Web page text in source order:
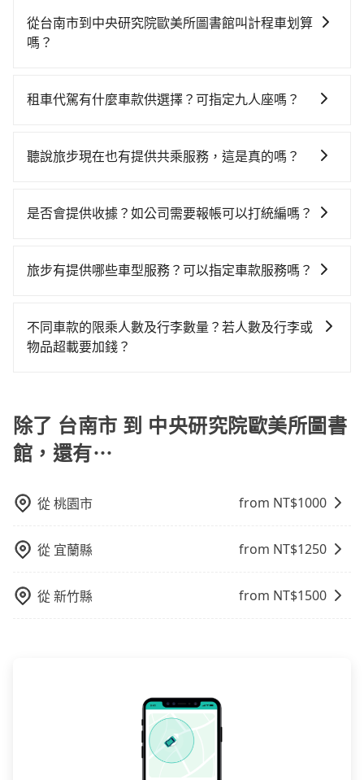
抵達高鐵站後，步行進站、現場購票並於月台排隊的時
間約15分鐘，再乘坐96~131分鐘（平均115分）的高鐵
步行一段路或者搭乘公車抵達最終的目的地。全程加上
程車僅有4,100多輛，計程車的密度為雙北的4.6%，換句
費，看乘客是外地人便漫天喊價或恣意繞路。但如果全
可以比坐車快，但卻要額外支出約80元的交通費，所以
車共乘服務，最多可再節省50%的交通費用。
時不需要閉目養神（因為要自己開車），最重要的是你
當天就要來回，那在台南路邊可隨租隨借的iRent應該是
市（東區）到中央研究院歐美所圖書館的花費預估為
時40元路邊停車費用預估進去，但額外的汽車保險與可
差的車款，如果人數超過四位，更是沒有較大的七人座
凹的車門仍未被修理，每一次租車都好像在開樂透一
車位，對於急著用車或者要載其他乘客的人來說就有不
小的風險。最後，雖然路邊隨租隨還看似方便，但實際
從台南市到中央研究院歐美所圖書館叫計程車划算
嗎？
灣大車隊、Uber、Line Taxi、Yoxi等，如果在路邊攔不
隊等叫車看看。依照里程跳錶計算，價格約為
要注意台南市僅有合法計程車約4,140輛，計程車密度為
計費，約有17%會採現場議價，建議最好先上網預約，
的最佳選擇。
租車代駕有什麼車款供選擇？可指定九人座嗎？
型車為主，車款品牌以豐田Toyota、福特Ford、福斯
車，百分百無菸車，乘客均有最高500萬乘客險。如果有
聽說旅步現在也有提供共乘服務，這是真的嗎？
保證出車的共乘服務，不用再擔心人少不成團問題，還
是否會提供收據？如公司需要報帳可以打統編嗎？
旅行業代收轉付電子收據，如果公司需要報公帳，在預
帳，完全符合台灣的法律規範。
旅步有提供哪些車型服務？可以指定車款服務嗎？
指定車款服務的需求，可以先將您的需先提供旅步，會
有專人回覆您。
不同車款的限乘人數及行李數量？若人數及行李或
物品超載要加錢？
身行李與兩個30吋行李箱 五人座休旅車可乘坐四位乘
客，並可攜帶四個隨身行李與三個30吋行李箱 九人座廂
型車可乘坐八位乘客，並可攜帶八個隨身行李與六個30
能超載人數。 如果您攜帶的行李或物品較多，我們會根
據情況收取微搬家費用，費用在300至500元之間。
除了 台南市 到 中央研究院歐美所圖書
館，還有⋯
從桃園市 from NT$1000
從 宜蘭縣 from NT$1250
從新竹縣 from NT$1500